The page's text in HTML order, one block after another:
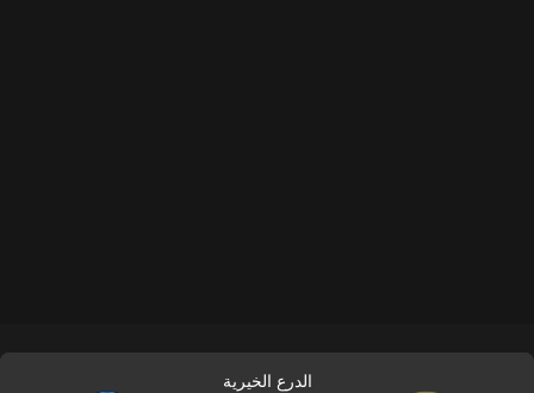
الدرع الخيرية